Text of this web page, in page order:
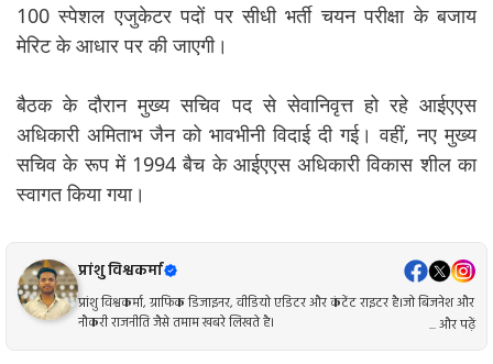
100 स्पेशल एजुकेटर पदों पर सीधी भर्ती चयन परीक्षा के बजाय
मेरिट के आधार पर की जाएगी।
बैठक के दौरान मुख्य सचिव पद से सेवानिवृत्त हो रहे आईएएस
अधिकारी अमिताभ जैन को भावभीनी विदाई दी गई। वहीं, नए मुख्य
सचिव के रूप में 1994 बैच के आईएएस अधिकारी विकास शील का
स्वागत किया गया।
प्रांशु विश्वकर्मा
प्रांशु विश्वकर्मा, ग्राफिक डिजाइनर, वीडियो एडिटर और कंटेंट राइटर है।जो बिजनेश और
नौकरी राजनीति जैसे तमाम खबरे लिखते है।
... और पढ़ें